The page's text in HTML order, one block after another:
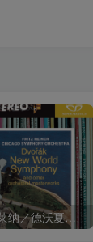
Fritz Reiner – 莱纳／德沃夏克：第九交响曲